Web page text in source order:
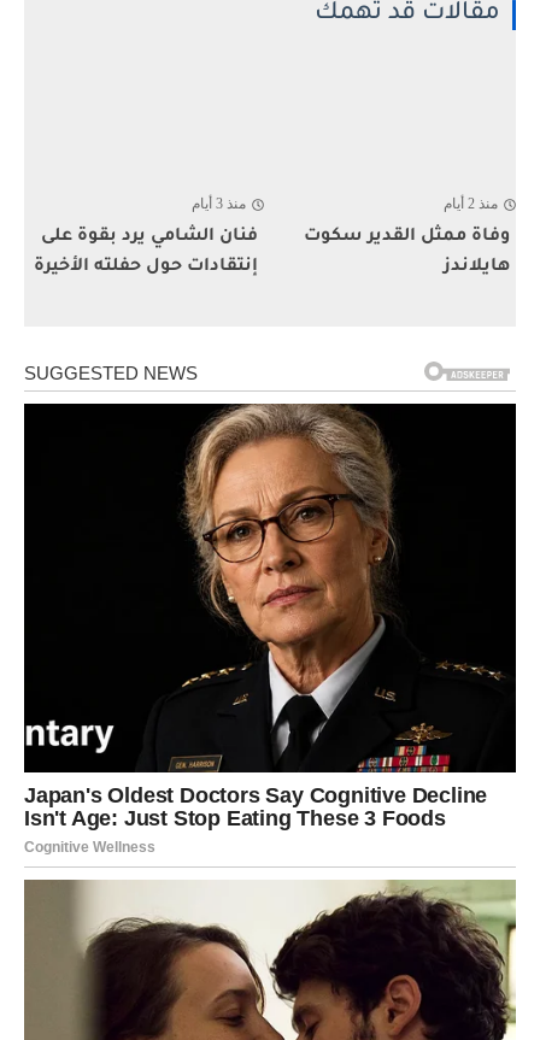
مقالات قد تهمك
منذ 2 أيام
وفاة ممثل القدير سكوت
هايلاندز
منذ 3 أيام
فنان الشامي يرد بقوة على
إنتقادات حول حفلته الأخيرة